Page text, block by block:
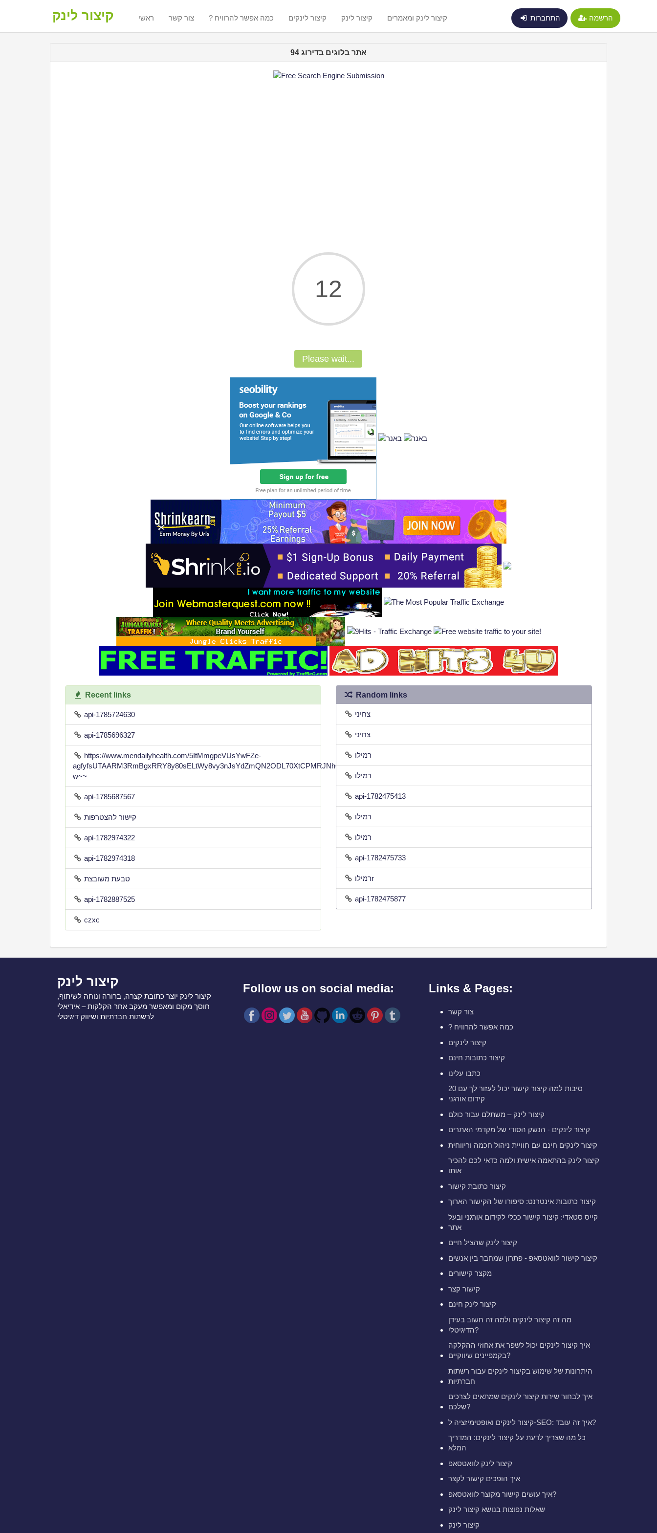
קיצור לינק ראשי צור קשר ? כמה אפשר להרוויח קיצור לינקים קיצור לינק קיצור לינק ומאמרים התחברות הרשמה
אתר בלוגים בדירוג 94
11
Please wait...
Recent links
api-1785724630
api-1785696327
https://www.mendailyhealth.com/5ItMmgpeVUsYwFZe-
agfyfsUTAARM3RmBgxRRY8y80sELtWy8vy3nJsYdZmQN2ODL70XtCPMRJNhQltM8Il8-
w~~
api-1785687567
קישור להצטרפות
api-1782974322
api-1782974318
טבעת משובצת
api-1782887525
czxc
Random links
צחיני
צחיני
רמילו
רמילו
api-1782475413
רמילו
רמילו
api-1782475733
רמילוr
api-1782475877
קיצור לינק
קיצור לינק יוצר כתובת קצרה, ברורה ונוחה לשיתוף,
חוסך מקום ומאפשר מעקב אחר הקלקות – אידיאלי
לרשתות חברתיות ושיווק דיגיטלי
Follow us on social media: Links & Pages:
צור קשר
? כמה אפשר להרוויח
קיצור לינקים
קיצור כתובות חינם
כתבו עלינו
20 סיבות למה קיצור קישור יכול לעזור לך עם
קידום אורגני
קיצור לינק – משתלם עבור כולם
קיצור לינקים - הנשק הסודי של מקדמי האתרים
קיצור לינקים חינם עם חוויית ניהול חכמה וריווחית
קיצור לינק בהתאמה אישית ולמה כדאי לכם להכיר
אותו
קיצור כתובת קישור
קיצור כתובות אינטרנט: סיפורו של הקישור הארוך
קייס סטאדי: קיצור קישור ככלי לקידום אורגני ובעל
אתר
קיצור לינק שהציל חיים
קיצור קישור לוואטסאפ - פתרון שמחבר בין אנשים
מקצר קישורים
קישור קצר
קיצור לינק חינם
מה זה קיצור לינקים ולמה זה חשוב בעידן
הדיגיטלי?
איך קיצור לינקים יכול לשפר את אחוזי ההקלקה
בקמפיינים שיווקיים?
היתרונות של שימוש בקיצור לינקים עבור רשתות
חברתיות
איך לבחור שירות קיצור לינקים שמתאים לצרכים
שלכם?
קיצור לינקים ואופטימיזציה ל-SEO: איך זה עובד?
כל מה שצריך לדעת על קיצור לינקים: המדריך
המלא
קיצור לינק לוואטסאפ
איך הופכים קישור לקצר
איך עושים קישור מקוצר לוואטסאפ?
שאלות נפוצות בנושא קיצור לינק
קיצור לינק